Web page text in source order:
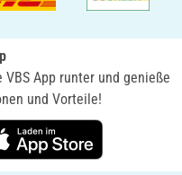
App runter und genieße
und Vorteile!